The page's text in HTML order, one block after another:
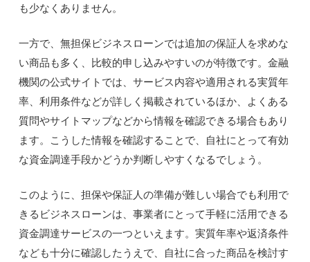
も少なくありません。
一方で、無担保ビジネスローンでは追加の保証人を求めな
い商品も多く、比較的申し込みやすいのが特徴です。金融
機関の公式サイトでは、サービス内容や適用される実質年
率、利用条件などが詳しく掲載されているほか、よくある
質問やサイトマップなどから情報を確認できる場合もあり
ます。こうした情報を確認することで、自社にとって有効
な資金調達手段かどうか判断しやすくなるでしょう。
このように、担保や保証人の準備が難しい場合でも利用で
きるビジネスローンは、事業者にとって手軽に活用できる
資金調達サービスの一つといえます。実質年率や返済条件
なども十分に確認したうえで、自社に合った商品を検討す